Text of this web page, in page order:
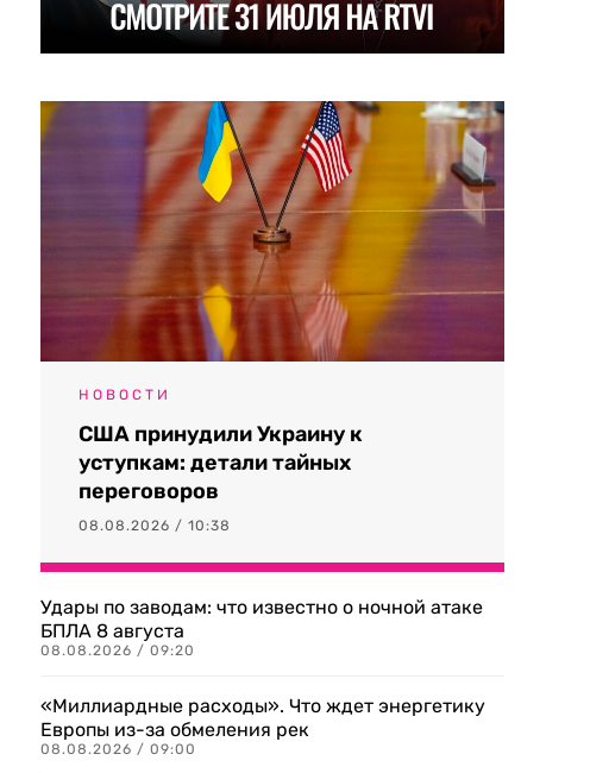
НОВОСТИ
США принудили Украину к
уступкам: детали тайных
переговоров
08.08.2026 / 10:38
Удары по заводам: что известно о ночной атаке
БПЛА 8 августа
08.08.2026 / 09:20
«Миллиардные расходы». Что ждет энергетику
Европы из-за обмеления рек
08.08.2026 / 09:00